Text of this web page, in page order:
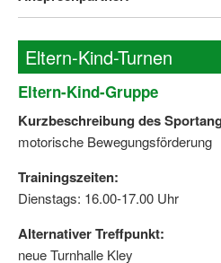
Vorstand Sportjugend
Vereinsentwicklung – Zeig
Ferienfreizeiten
Sporthelferforum
Kinder- und
Kinderschutz im Sport
Eltern-Kind-Turnen
Eltern-Kind-Gruppe
Kurzbeschreibung des
motorische Bewegungsförderung
Trainingszeiten:
Dienstags: 16.00-17.00 Uhr
Alternativer Treffpunkt:
neue Turnhalle Kley